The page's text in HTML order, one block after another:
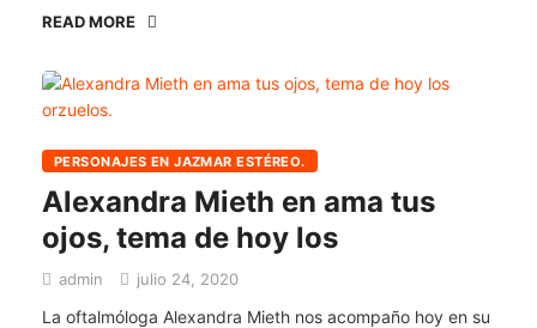
READ MORE
PERSONAJES EN JAZMAR ESTÉREO.
Alexandra Mieth en ama tus
ojos, tema de hoy los
admin julio 24, 2020
La oftalmóloga Alexandra Mieth nos acompaño hoy en su